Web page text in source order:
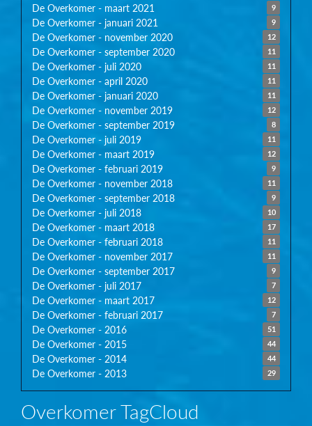
9
De Overkomer - maart 2021
9
De Overkomer - januari 2021
12
De Overkomer - november 2020
11
De Overkomer - september 2020
11
De Overkomer - juli 2020
11
De Overkomer - april 2020
11
De Overkomer - januari 2020
12
De Overkomer - november 2019
8
De Overkomer - september 2019
11
De Overkomer - juli 2019
12
De Overkomer - maart 2019
9
De Overkomer - februari 2019
11
De Overkomer - november 2018
9
De Overkomer - september 2018
10
De Overkomer - juli 2018
17
De Overkomer - maart 2018
11
De Overkomer - februari 2018
11
De Overkomer - november 2017
9
De Overkomer - september 2017
7
De Overkomer - juli 2017
12
De Overkomer - maart 2017
7
De Overkomer - februari 2017
51
De Overkomer - 2016
44
De Overkomer - 2015
44
De Overkomer - 2014
29
De Overkomer - 2013
Overkomer TagCloud